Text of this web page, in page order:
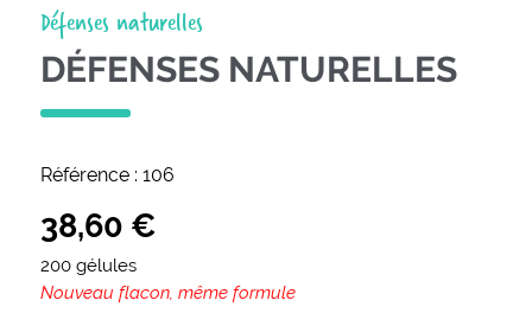
Défenses naturelles
DÉFENSES NATURELLES
38,60 €
200 gélules
Nouveau flacon, même formule
Référence : 106